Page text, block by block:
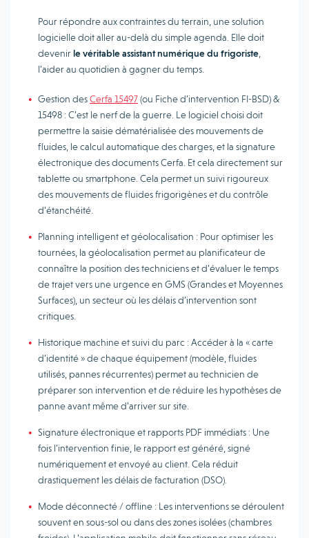
Pour répondre aux contraintes du terrain, une solution
logicielle doit aller au-delà du simple agenda. Elle doit
devenirle véritable assistant numérique du frigoriste
l’aider au quotidien à gagner du temps.
Gestion desCerfa 15497(ou Fiche d’intervention FI-BSD) &
15498 : C’est le nerf de la guerre. Le logiciel choisi doit
permettre la saisie dématérialisée des mouvements de
fluides, le calcul automatique des charges, et la signature
électronique des documents Cerfa. Et cela directement sur
tablette ou smartphone. Cela permet un suivi rigoureux
des mouvements de fluides frigorigènes et du contrôle
d’étanchéité.
Planning intelligent et géolocalisation : Pour optimiser les
tournées, la géolocalisation permet au planificateur de
connaître la position des techniciens et d’évaluer le temps
de trajet vers une urgence en GMS (Grandes et Moyennes
Surfaces), un secteur où les délais d’intervention sont
critiques.
Historique machine et suivi du parc : Accéder à la « carte
d’identité » de chaque équipement (modèle, fluides
utilisés, pannes récurrentes) permet au technicien de
préparer son intervention et de réduire les hypothèses de
panne avant même d’arriver sur site.
Signature électronique et rapports PDF immédiats : Une
fois l’intervention finie, le rapport est généré, signé
numériquement et envoyé au client. Cela réduit
drastiquement les délais de facturation (DSO).
Mode déconnecté / offline : Les interventions se déroulent
souvent en sous-sol ou dans des zones isolées (chambres